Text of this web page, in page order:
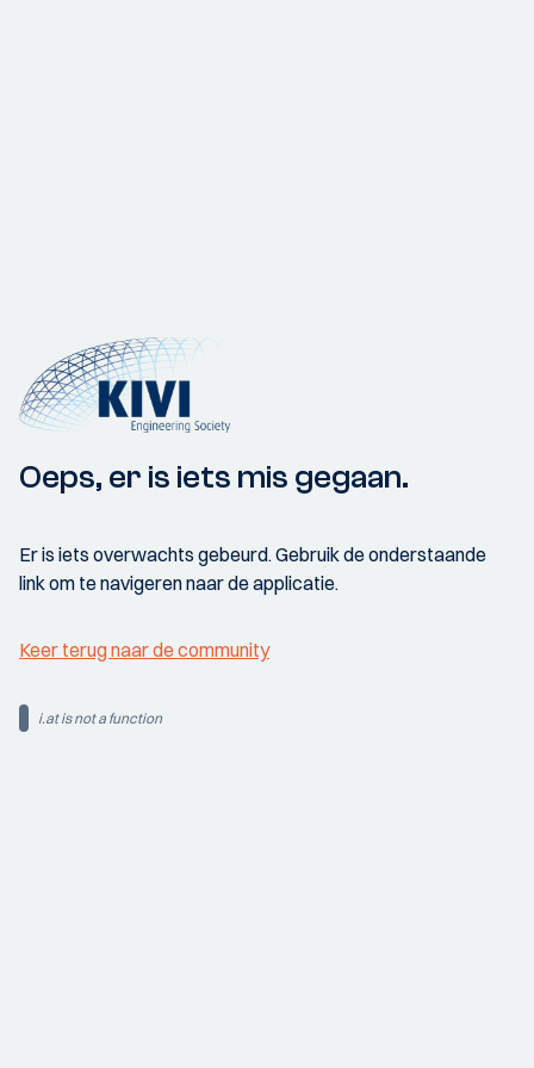
Oeps, er is iets mis gegaan.
Er is iets overwachts gebeurd. Gebruik de onderstaande
link om te navigeren naar de applicatie.
Keer terug naar de community
i.at is not a function